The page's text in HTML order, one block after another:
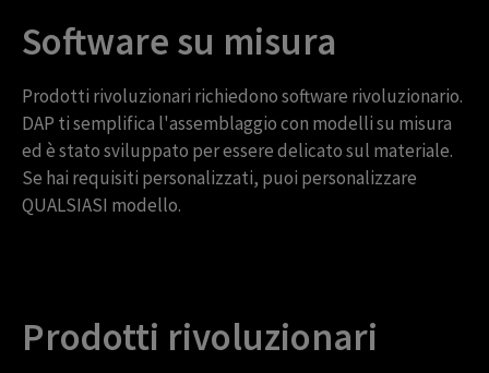
Software su misura
Prodotti rivoluzionari richiedono software rivoluzionario.
DAP ti semplifica l'assemblaggio con modelli su misura
ed è stato sviluppato per essere delicato sul materiale.
Se hai requisiti personalizzati, puoi personalizzare
QUALSIASI modello.
Prodotti rivoluzionari